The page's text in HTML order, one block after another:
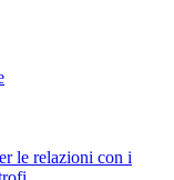
le relazioni con i